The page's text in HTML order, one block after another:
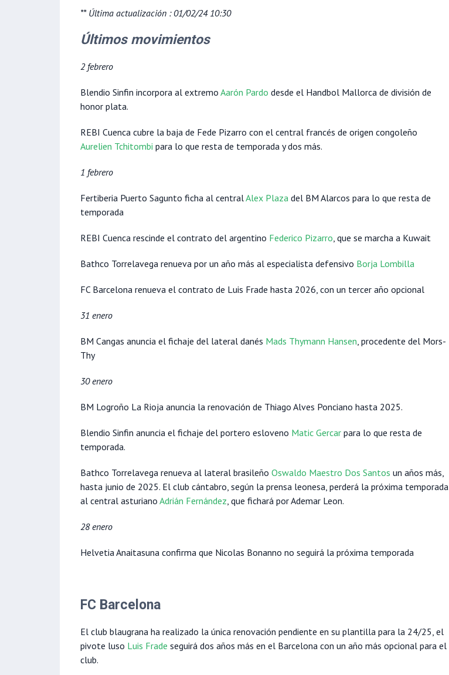
** Última actualización : 01/02/24 10:30
Últimos movimientos
2 febrero
Blendio Sinfin incorpora al extremo Aarón Pardo desde el Handbol Mallorca de división de
honor plata.
REBI Cuenca cubre la baja de Fede Pizarro con el central francés de origen congoleño
Aurelien Tchitombi para lo que resta de temporada y dos más.
1 febrero
Fertiberia Puerto Sagunto ficha al centralAlex Plaza del BM Alarcos para lo que resta de
temporada
REBI Cuenca rescinde el contrato del argentino Federico Pizarro, que se marcha a Kuwait
Bathco Torrelavega renueva por un año más al especialista defensivo Borja Lombilla
FC Barcelona renueva el contrato de Luis Frade hasta 2026, con un tercer año opcional
31 enero
BM Cangas anuncia el fichaje del lateral danés Mads Thymann Hansen, procedente del Mors-
Thy
30 enero
BM Logroño La Rioja anuncia la renovación de Thiago Alves Ponciano hasta 2025.
Blendio Sinfin anuncia el fichaje del portero esloveno Matic Gercar para lo que resta de
temporada.
Bathco Torrelavega renueva al lateral brasileño Oswaldo Maestro Dos Santos un años más,
hasta junio de 2025. El club cántabro, según la prensa leonesa, perderá la próxima temporada
al central asturiano Adrián Fernández, que fichará por Ademar Leon.
28 enero
Helvetia Anaitasuna confirma que Nicolas Bonanno no seguirá la próxima temporada
FC Barcelona
El club blaugrana ha realizado la única renovación pendiente en su plantilla para la 24/25, el
pivote luso Luis Frade seguirá dos años más en el Barcelona con un año más opcional para el
club.